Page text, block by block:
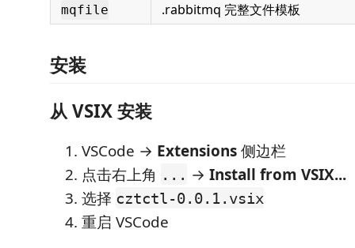
mqfile .rabbitmq 完整文件模板
安装
从 VSIX 安装
VSCode → Extensions侧边栏
点击右上角 ... → Install from VSIX...
选择 cztctl-0.0.1.vsix
重启 VSCode